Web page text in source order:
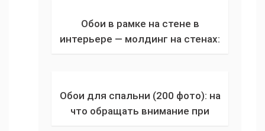
Обои в рамке на стене в
интерьере — молдинг на стенах:
Обои для спальни (200 фото): на
что обращать внимание при